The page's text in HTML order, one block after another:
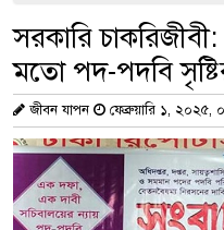
সরকারি
মতো পদ-পদবি
জীবন যাপন ফেব্রুয়ারি ১, ২০২৫,